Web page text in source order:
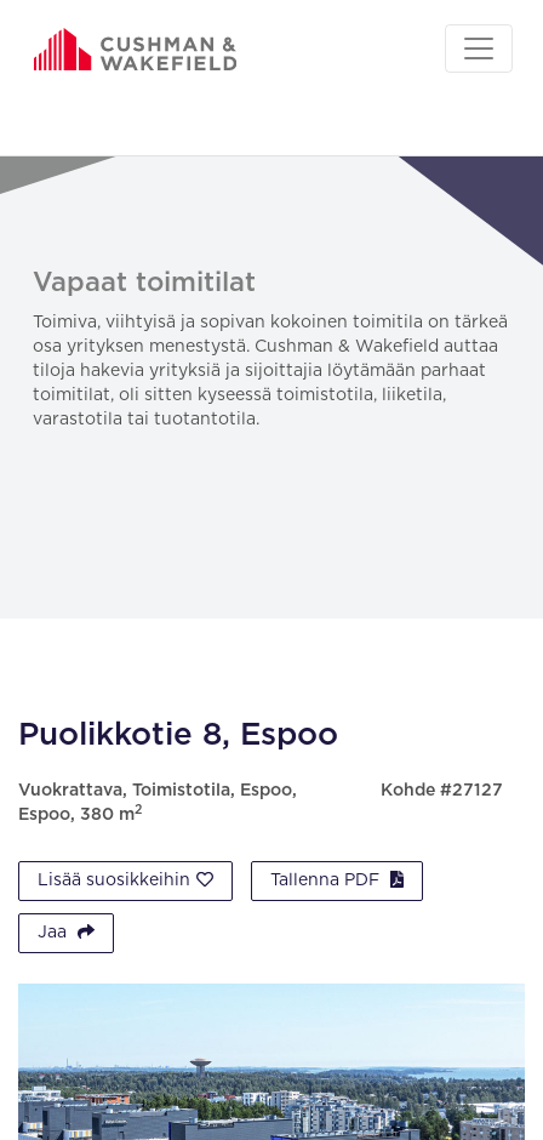
Vapaat toimitilat
Toimiva, viihtyisä ja sopivan kokoinen toimitila on tärkeä
osa yrityksen menestystä. Cushman & Wakefield auttaa
tiloja hakevia yrityksiä ja sijoittajia löytämään parhaat
toimitilat, oli sitten kyseessä toimistotila, liiketila,
varastotila tai tuotantotila.
Puolikkotie 8, Espoo
Vuokrattava, Toimistotila, Espoo,
Espoo, 380 m2
Kohde #27127
Lisää suosikkeihin Tallenna PDF
Jaa